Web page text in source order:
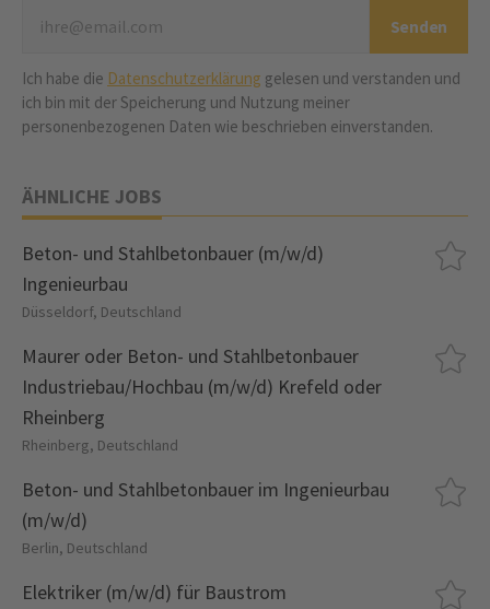
Ich habe die Datenschutzerklärung gelesen und verstanden und
ich bin mit der Speicherung und Nutzung meiner
personenbezogenen Daten wie beschrieben einverstanden.
ÄHNLICHE JOBS
Beton- und Stahlbetonbauer (m/w/d)
Ingenieurbau
Düsseldorf, Deutschland
Maurer oder Beton- und Stahlbetonbauer
Industriebau/Hochbau (m/w/d) Krefeld oder
Rheinberg
Rheinberg, Deutschland
Beton- und Stahlbetonbauer im Ingenieurbau
(m/w/d)
Berlin, Deutschland
Elektriker (m/w/d) für Baustrom